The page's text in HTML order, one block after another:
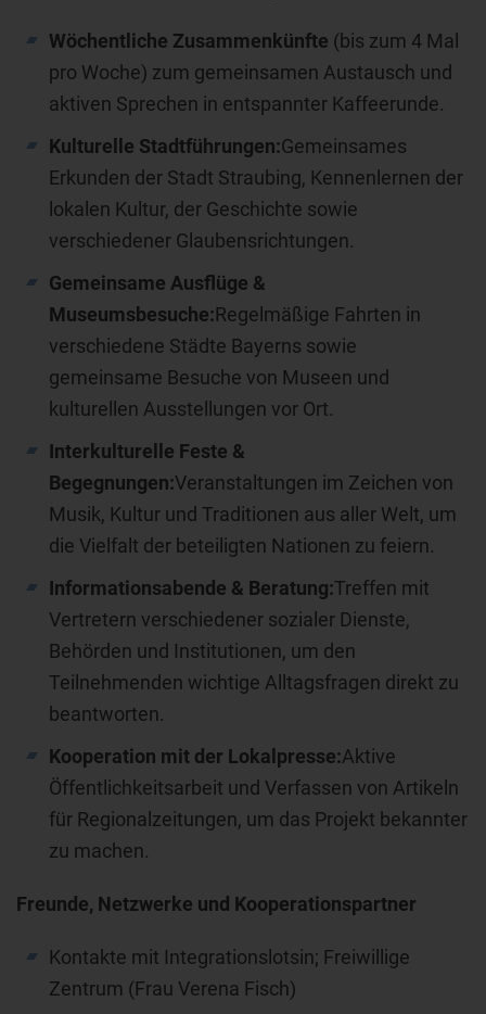
Wöchentliche Zusammenkünfte (bis zum 4 Mal
pro Woche) zum gemeinsamen Austausch und
aktiven Sprechen in entspannter Kaffeerunde.
Kulturelle Stadtführungen:Gemeinsames
Erkunden der Stadt Straubing, Kennenlernen der
lokalen Kultur, der Geschichte sowie
verschiedener Glaubensrichtungen.
Gemeinsame Ausflüge &
Museumsbesuche:Regelmäßige Fahrten in
verschiedene Städte Bayerns sowie
gemeinsame Besuche von Museen und
kulturellen Ausstellungen vor Ort.
Interkulturelle Feste &
Begegnungen:Veranstaltungen im Zeichen von
Musik, Kultur und Traditionen aus aller Welt, um
die Vielfalt der beteiligten Nationen zu feiern.
Informationsabende & Beratung:Treffen mit
Vertretern verschiedener sozialer Dienste,
Behörden und Institutionen, um den
Teilnehmenden wichtige Alltagsfragen direkt zu
beantworten.
Kooperation mit der Lokalpresse:Aktive
Öffentlichkeitsarbeit und Verfassen von Artikeln
für Regionalzeitungen, um das Projekt bekannter
zu machen.
Freunde, Netzwerke und Kooperationspartner
Kontakte mit Integrationslotsin; Freiwillige
Zentrum (Frau Verena Fisch)